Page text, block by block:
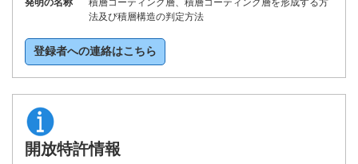
発明の名称
積層コーティング層、積層コーティング層を形成する方
法及び積層構造の判定方法
登録者への連絡はこちら
開放特許情報